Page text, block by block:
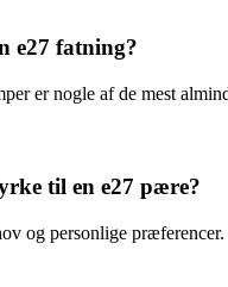
e27 fatning?
er nogle af de mest
til en e27 pære?
og personlige